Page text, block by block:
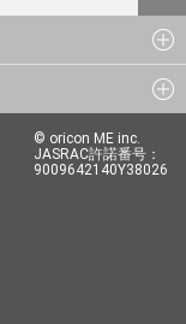
© oricon ME inc.
JASRAC許諾番号：
9009642140Y38026